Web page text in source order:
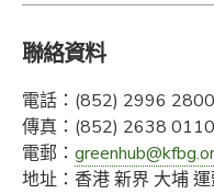
聯絡資料
電話：(852) 2996 2800
傳真：(852) 2638 0110
電郵：
地址：香港 新界 大埔